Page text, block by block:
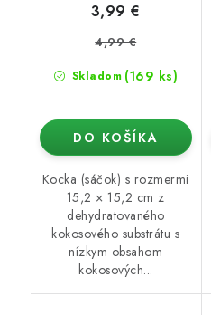
Skladom (169 ks)
3,99 €
4,99 €
DO KOŠÍKA
Kocka (sáčok) s rozmermi
15,2 × 15,2 cm z
dehydratovaného
kokosového substrátu s
nízkym obsahom
kokosových...